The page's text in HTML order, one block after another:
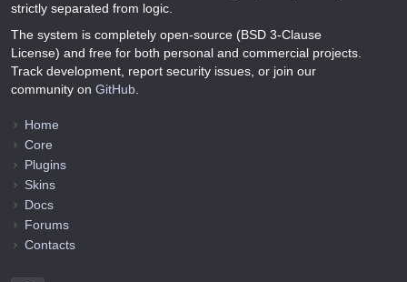
strictly separated from logic.
The system is completely open-source (BSD 3-Clause
License) and free for both personal and commercial projects.
Track development, report security issues, or join our
community on GitHub
Home
Core
Plugins
Skins
Docs
Forums
Contacts